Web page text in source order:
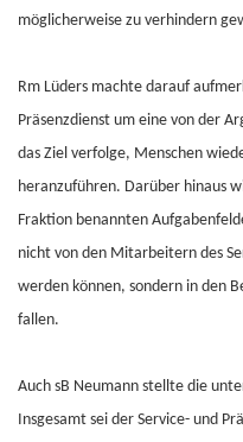
möglicherweise zu verhindern
Rm Lüders machte darauf
Präsenzdienst um eine von der
das Ziel verfolge, Menschen
heranzuführen. Darüber hinaus
Fraktion benannten
nicht von den Mitarbeitern des
werden können, sondern in den
fallen.
Auch sB Neumann stellte die
Insgesamt sei der Service- und